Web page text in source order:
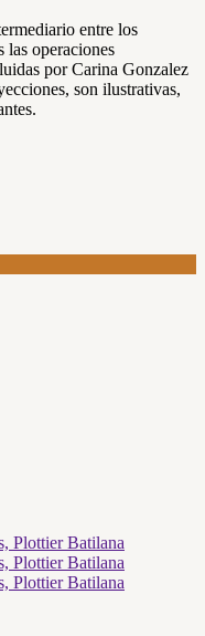
entre los
las operaciones
por Carina Gonzalez
son ilustrativas,